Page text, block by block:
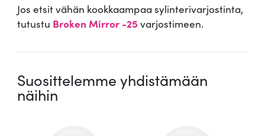
Jos etsit vähän kookkaampaa sylinterivarjostinta,
tutustu Broken Mirror -25 varjostimeen.
Suosittelemme yhdistämään
näihin